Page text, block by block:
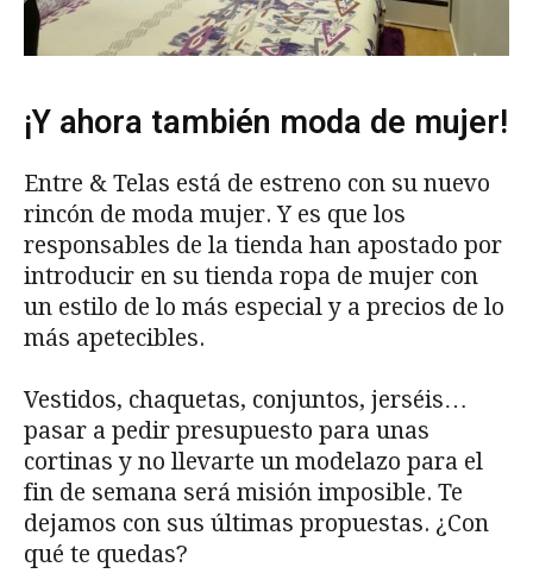
¡Y ahora también moda de mujer!
Entre & Telas está de estreno con su nuevo
rincón de moda mujer. Y es que los
responsables de la tienda han apostado por
introducir en su tienda ropa de mujer con
un estilo de lo más especial y a precios de lo
más apetecibles.
Vestidos, chaquetas, conjuntos, jerséis…
pasar a pedir presupuesto para unas
cortinas y no llevarte un modelazo para el
fin de semana será misión imposible. Te
dejamos con sus últimas propuestas. ¿Con
qué te quedas?